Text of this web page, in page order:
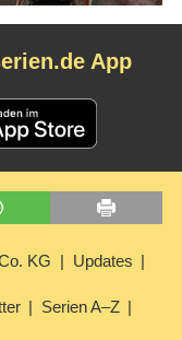
App
KG Updates
Serien A–Z